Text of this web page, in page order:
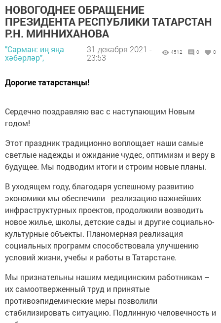
НОВОГОДНЕЕ ОБРАЩЕНИЕ
ПРЕЗИДЕНТА РЕСПУБЛИКИ ТАТАРСТАН
Р.Н. МИННИХАНОВА
"Сарман: иң яңа
хәбәрләр",
31 декабря 2021 -
23:53
4512 0 0
Дорогие татарстанцы!
Сердечно поздравляю вас с наступающим Новым
годом!
Этот праздник традиционно воплощает наши самые
светлые надежды и ожидание чудес, оптимизм и веру в
будущее. Мы подводим итоги и строим новые планы.
В уходящем году, благодаря успешному развитию
экономики мы обеспечили реализацию важнейших
инфраструктурных проектов, продолжили возводить
новое жилье, школы, детские сады и другие социально-
культурные объекты. Планомерная реализация
социальных программ способствовала улучшению
условий жизни, учебы и работы в Татарстане.
Мы признательны нашим медицинским работникам –
их самоотверженный труд и принятые
противоэпидемические меры позволили
стабилизировать ситуацию. Подлинную человечность и